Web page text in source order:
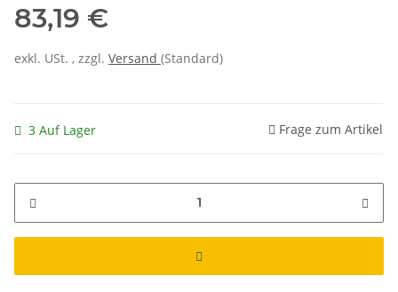
83,19 €
exkl. USt. , zzgl. Versand (Standard)
3 Auf Lager Frage zum Artikel